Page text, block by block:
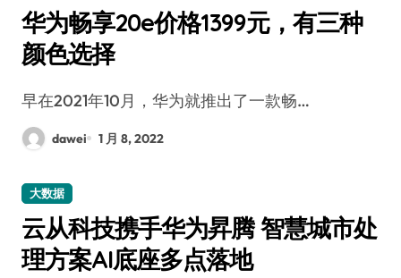
华为畅享20e价格1399元，有三种
颜色选择
早在2021年10月，华为就推出了一款畅…
dawei 1 月 8, 2022
大数据
云从科技携手华为昇腾 智慧城市处
理方案AI底座多点落地